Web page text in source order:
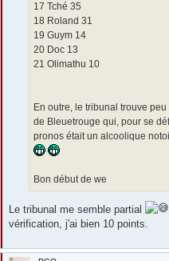
17 Tché 35
18 Roland 31
19 Guym 14
20 Doc 13
21 Olimathu 10
En outre, le tribunal trouve
de Bleuetrouge qui, pour se
pronos était un alcoolique
Bon début de we
Le tribunal me semble partial
vérification, j'ai bien 10 points.